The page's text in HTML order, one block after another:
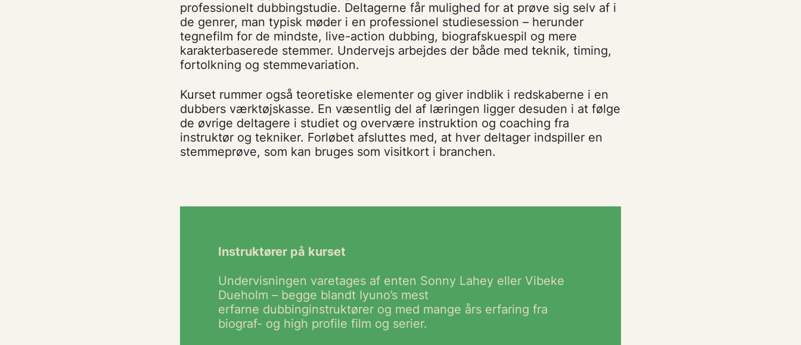
professionelt dubbingstudie. Deltagerne får mulighed for at prøve sig selv af i
de genrer, man typisk møder i en professionel studiesession – herunder
tegnefilm for de mindste, live-action dubbing, biografskuespil og mere
karakterbaserede stemmer. Undervejs arbejdes der både med teknik, timing,
fortolkning og stemmevariation.
Kurset rummer også teoretiske elementer og giver indblik i redskaberne i en
dubbers værktøjskasse. En væsentlig del af læringen ligger desuden i at følge
de øvrige deltagere i studiet og overvære instruktion og coaching fra
instruktør og tekniker. Forløbet afsluttes med, at hver deltager indspiller en
stemmeprøve, som kan bruges som visitkort i branchen.
Instruktører på kurset
Undervisningen varetages af enten Sonny Lahey eller Vibeke
Dueholm – begge blandt Iyuno’s mest
erfarne dubbinginstruktører og med mange års erfaring fra
biograf- og high profile film og serier.